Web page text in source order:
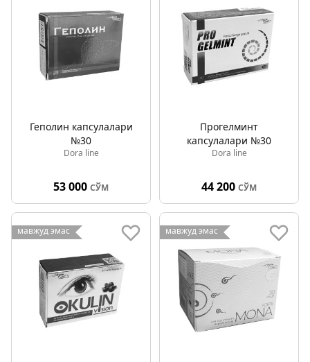
Геполин капсулалари
№30
Dora line
53 000 СЎМ
Прогелминт
капсулалари №30
Dora line
44 200 СЎМ
мавжуд эмас мавжуд эмас